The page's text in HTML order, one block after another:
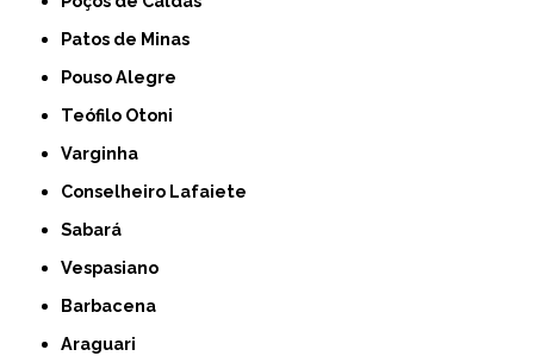
Patos de Minas
Pouso Alegre
Teófilo Otoni
Varginha
Conselheiro Lafaiete
Sabará
Vespasiano
Barbacena
Araguari